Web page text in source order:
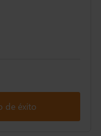
de éxito